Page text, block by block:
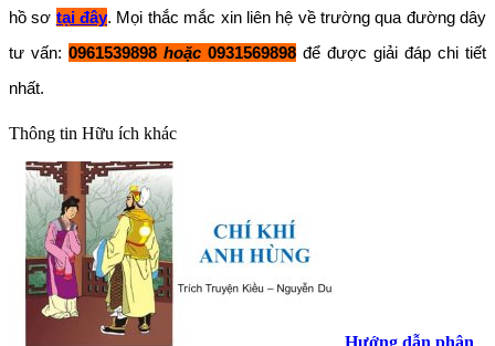
hồ sơ tại đây. Mọi thắc mắc xin liên hệ về trường qua đường dây
tư vấn: 0961539898 hoặc 0931569898 để được giải đáp chi tiết
nhất.
Thông tin Hữu ích khác